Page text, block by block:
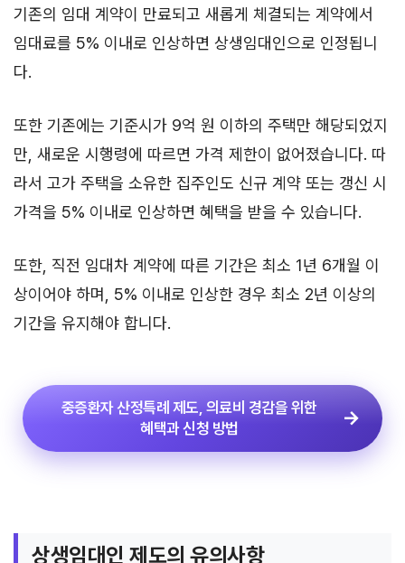
기존의 임대 계약이 만료되고 새롭게 체결되는 계약에서
임대료를 5% 이내로 인상하면 상생임대인으로 인정됩니
다.
또한 기존에는 기준시가 9억 원 이하의 주택만 해당되었지
만, 새로운 시행령에 따르면 가격 제한이 없어졌습니다. 따
라서 고가 주택을 소유한 집주인도 신규 계약 또는 갱신 시
가격을 5% 이내로 인상하면 혜택을 받을 수 있습니다.
또한, 직전 임대차 계약에 따른 기간은 최소 1년 6개월 이
상이어야 하며, 5% 이내로 인상한 경우 최소 2년 이상의
기간을 유지해야 합니다.
중증환자 산정특례 제도, 의료비 경감을 위한
혜택과 신청 방법
상생임대인 제도의 유의사항